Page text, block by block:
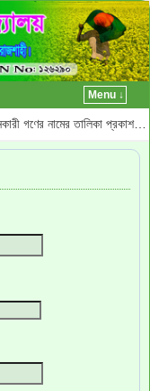
Menu ↓
গণের নামের তালিকা প্রকাশ…